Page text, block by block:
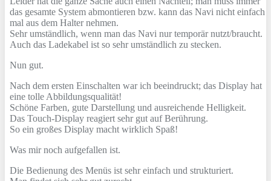
das gesamte System abmontieren bzw. kann das Navi nicht einfach
mal aus dem Halter nehmen.
Sehr umständlich, wenn man das Navi nur temporär nutzt/braucht.
Auch das Ladekabel ist so sehr umständlich zu stecken.
Nun gut.
Nach dem ersten Einschalten war ich beeindruckt; das Display hat
eine tolle Abbildungsqualität!
Schöne Farben, gute Darstellung und ausreichende Helligkeit.
Das Touch-Display reagiert sehr gut auf Berührung.
So ein großes Display macht wirklich Spaß!
Was mir noch aufgefallen ist.
Die Bedienung des Menüs ist sehr einfach und strukturiert.